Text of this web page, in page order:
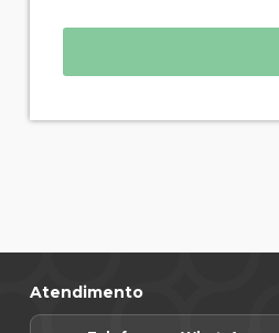
Atendimento